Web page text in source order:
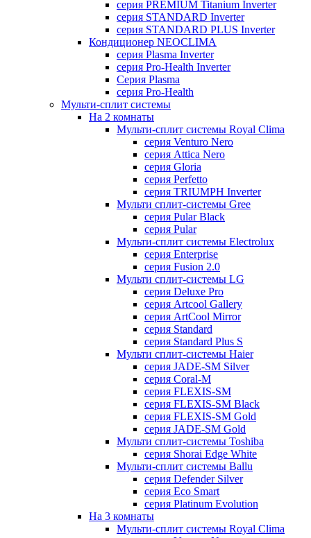
серия PREMIUM Titanium Inverter
серия STANDARD Inverter
серия STANDARD PLUS Inverter
Кондиционер NEOCLIMA
серия Plasma Inverter
серия Pro-Health Inverter
Cерия Plasma
серия Pro-Health
Мульти-сплит системы
На 2 комнаты
Мульти-сплит системы Royal Clima
серия Venturo Nero
серия Attica Nero
серия Gloria
серия Perfetto
серия TRIUMPH Inverter
Мульти сплит-системы Gree
серия Pular Black
серия Pular
Мульти-сплит системы Electrolux
серия Enterprise
серия Fusion 2.0
Мульти сплит-системы LG
серия Deluxe Pro
серия Artcool Gallery
серия ArtCool Mirror
серия Standard
серия Standard Plus S
Мульти сплит-системы Haier
серия JADE-SM Silver
серия Coral-M
серия FLEXIS-SM
серия FLEXIS-SM Black
серия FLEXIS-SM Gold
серия JADE-SM Gold
Мульти сплит-системы Toshiba
серия Shorai Edge White
Мульти-сплит системы Ballu
серия Defender Silver
серия Eco Smart
серия Platinum Evolution
На 3 комнаты
Мульти-сплит системы Royal Clima